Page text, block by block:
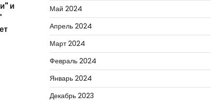
и
Май 2024
Апрель 2024
Март 2024
Февраль 2024
Январь 2024
Декабрь 2023